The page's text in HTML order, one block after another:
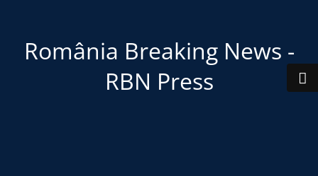
România Breaking News -
RBN Press